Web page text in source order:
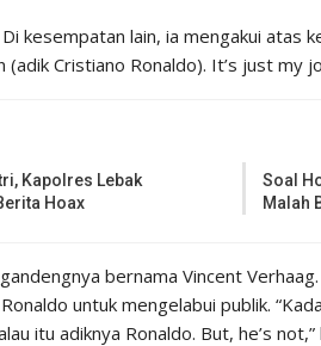
kesempatan lain, ia mengakui atas
(adik Cristiano Ronaldo). It’s just my
Kapolres Lebak
Hoax
Soal
Malah
bernama Vincent
untuk mengelabui publik.
itu adiknya Ronaldo. But, he’s